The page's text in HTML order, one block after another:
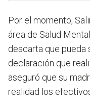
Por el momento,
área de Salud
descarta que pueda
declaración que
aseguró que su
realidad los